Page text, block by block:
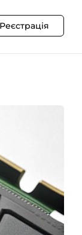
Реєстрація